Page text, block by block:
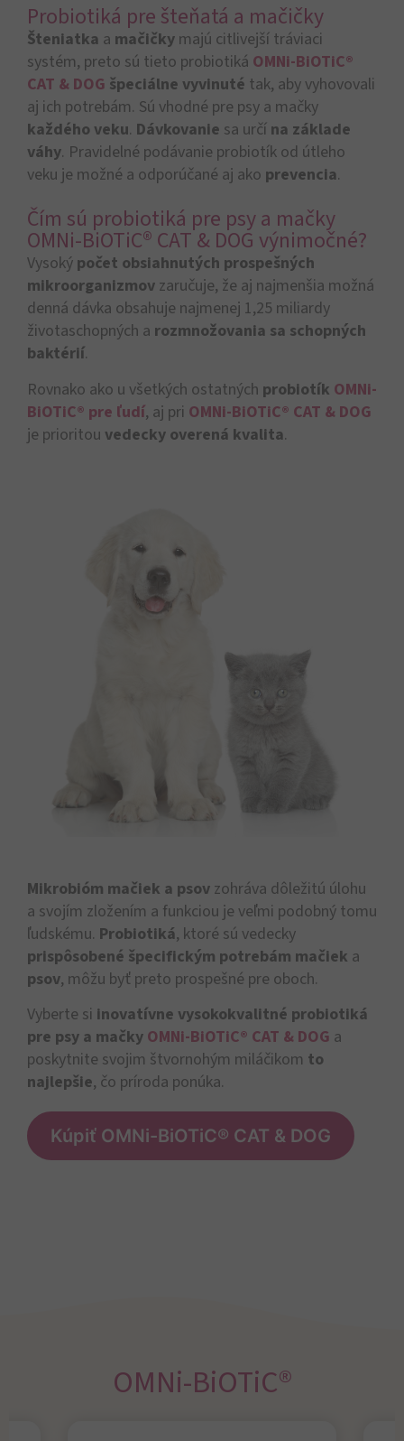
Probiotiká pre šteňatá a mačičky
Šteniatka a mačičky majú citlivejší tráviaci
systém, preto sú tieto probiotiká OMNi-BiOTiC®
CAT & DOG špeciálne vyvinuté tak, aby vyhovovali
aj ich potrebám. Sú vhodné pre psy a mačky
každého veku. Dávkovanie sa určí na základe
váhy. Pravidelné podávanie probiotík od útleho
veku je možné a odporúčané aj ako prevencia.
Čím sú probiotiká pre psy a mačky
OMNi-BiOTiC® CAT & DOG výnimočné?
Vysoký počet obsiahnutých prospešných
mikroorganizmov zaručuje, že aj najmenšia možná
denná dávka obsahuje najmenej 1,25 miliardy
životaschopných a rozmnožovania sa schopných
baktérií.
Rovnako ako u všetkých ostatných probiotík OMNi-
BiOTiC® pre ľudí, aj pri OMNi-BiOTiC® CAT & DOG
je prioritou vedecky overená kvalita.
Mikrobióm mačiek a psov zohráva dôležitú úlohu
a svojím zložením a funkciou je veľmi podobný tomu
ľudskému. Probiotiká, ktoré sú vedecky
prispôsobené špecifickým potrebám mačiek a
psov, môžu byť preto prospešné pre oboch.
Vyberte si inovatívne vysokokvalitné probiotiká
pre psy a mačky OMNi-BiOTiC® CAT & DOG a
poskytnite svojim štvornohým miláčikom to
najlepšie, čo príroda ponúka.
Kúpiť OMNi-BiOTiC® CAT & DOG
OMNi-BiOTiC®